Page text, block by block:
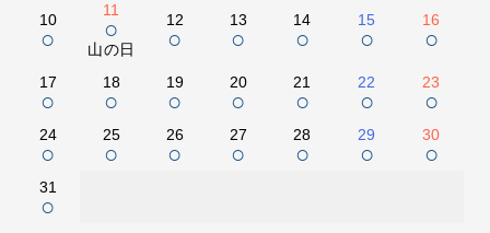
10
○
11
○
山の日
12
○
13
○
14
○
15
○
16
○
17
○
18
○
19
○
20
○
21
○
22
○
23
○
24
○
25
○
26
○
27
○
28
○
29
○
30
○
31
○